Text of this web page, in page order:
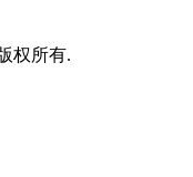
权所有.